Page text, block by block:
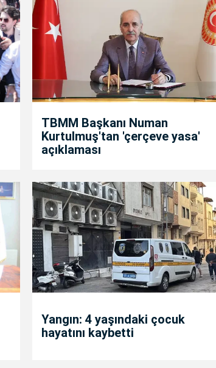
TBMM Başkanı Numan
Kurtulmuş'tan 'çerçeve yasa'
açıklaması
Yangın: 4 yaşındaki çocuk
hayatını kaybetti